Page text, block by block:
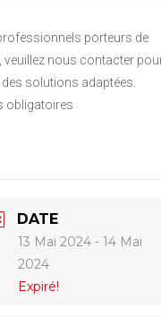
porteurs de
veuillez nous contacter
solutions adaptées.
obligatoires
DATE
13 Mai 2024 - 14 Mai
2024
Expiré!